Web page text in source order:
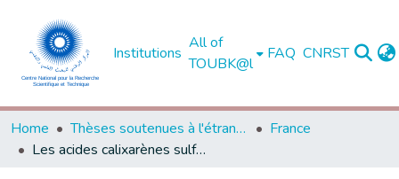
Institutions
All of
TOUBK@l
FAQ CNRST
Home Thèses soutenues à l'étranger
France
Les acides calixarènes sulfoniques : Préparations, propriétés acido-basiques, complexation